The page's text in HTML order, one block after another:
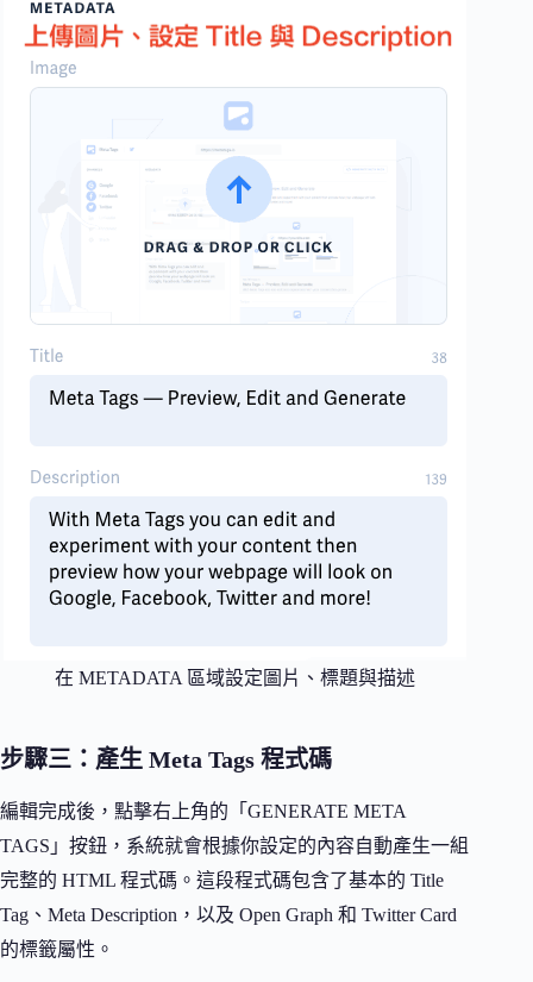
在 METADATA 區域設定圖片、標題與描述
步驟三：產生 Meta Tags 程式碼
編輯完成後，點擊右上角的「GENERATE META
TAGS」按鈕，系統就會根據你設定的內容自動產生一組
完整的 HTML 程式碼。這段程式碼包含了基本的 Title
Tag、Meta Description，以及 Open Graph 和 Twitter Card
的標籤屬性。